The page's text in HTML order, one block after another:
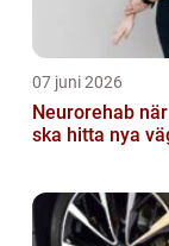
07 juni 2026
Neurorehab när hjärnan
ska hitta nya